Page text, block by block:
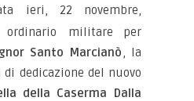
ieri, 22 novembre,
ordinario militare per
Santo Marcianò, la
dedicazione del nuovo
della Caserma Dalla